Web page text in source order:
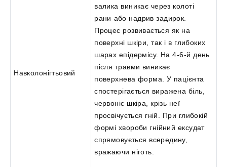
Навколонігтьовий
валика виникає через колоті
рани або надрив задирок.
Процес розвивається як на
поверхні шкіри, так і в глибоких
шарах епідермісу. На 4-6-й день
після травми виникає
поверхнева форма. У пацієнта
спостерігається виражена біль,
червоніє шкіра, крізь неї
просвічується гній. При глибокій
формі хвороби гнійний ексудат
спрямовується всередину,
вражаючи ніготь.